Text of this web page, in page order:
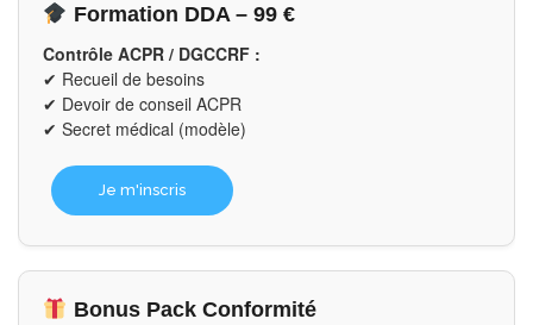
Formation DDA – 99 €
Contrôle ACPR / DGCCRF :
✔ Recueil de besoins
✔ Devoir de conseil ACPR
✔ Secret médical (modèle)
Je m'inscris
Bonus Pack Conformité